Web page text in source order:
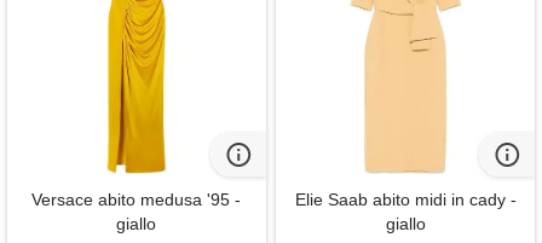
Versace abito medusa '95 -
giallo
Elie Saab abito midi in cady -
giallo